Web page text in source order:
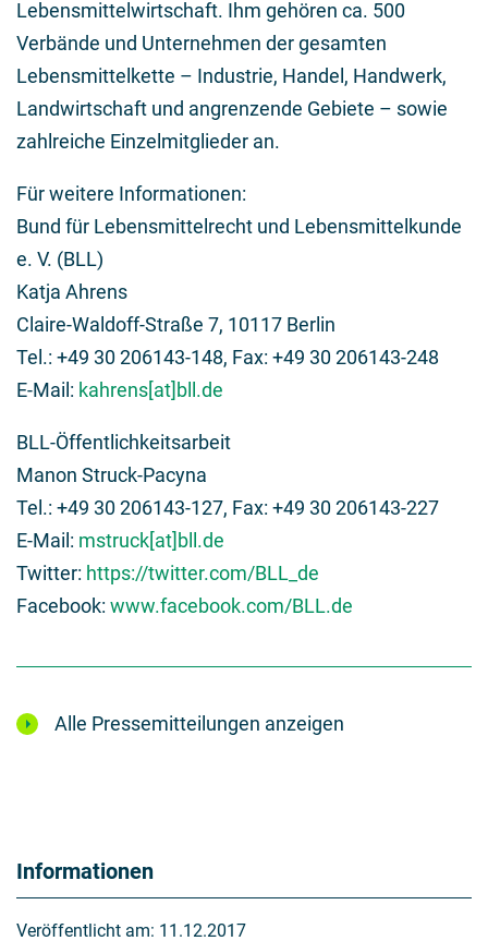
Lebensmittelwirtschaft. Ihm gehören ca. 500
Verbände und Unternehmen der gesamten
Lebensmittelkette – Industrie, Handel, Handwerk,
Landwirtschaft und angrenzende Gebiete – sowie
zahlreiche Einzelmitglieder an.
Für weitere Informationen:
Bund für Lebensmittelrecht und Lebensmittelkunde
e. V. (BLL)
Katja Ahrens
Claire-Waldoff-Straße 7, 10117 Berlin
Tel.: +49 30 206143-148, Fax: +49 30 206143-248
E-Mail: kahrens[at]bll.de
BLL-Öffentlichkeitsarbeit
Manon Struck-Pacyna
Tel.: +49 30 206143-127, Fax: +49 30 206143-227
E-Mail: mstruck[at]bll.de
Twitter: https://twitter.com/BLL_de
Facebook: www.facebook.com/BLL.de
Alle Pressemitteilungen anzeigen
Informationen
Veröffentlicht am: 11.12.2017